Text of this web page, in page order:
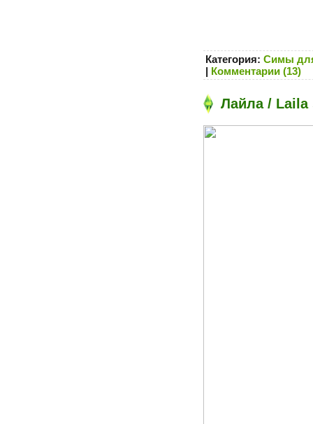
Категория: Симы
| Комментарии (13)
Лайла / Laila